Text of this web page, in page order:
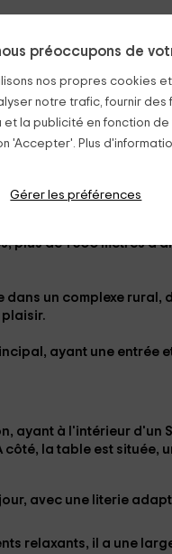
préoccupons de
nos propres cookies
notre trafic, fournir
et la publicité en fonction
'Accepter'. Plus
Gérer les préférences
, vous pouvez
beau temps.
un jeu.
les enfants.
la région.
, une petite ville
, plus de 1 500 mètres
dans un complexe rural,
ayant une entrée
ayant à l'intérieur d'un
la table est située,
avec une literie
relaxants, il a une